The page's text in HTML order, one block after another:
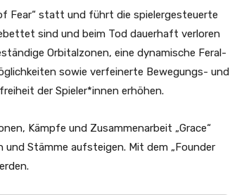
Fear“ statt und führt die spielergesteuerte
sind und beim Tod dauerhaft verloren
Orbitalzonen, eine dynamische Feral-
sowie verfeinerte Bewegungs- und
der Spieler*innen erhöhen.
Kämpfe und Zusammenarbeit „Grace“
Stämme aufsteigen. Mit dem „Founder